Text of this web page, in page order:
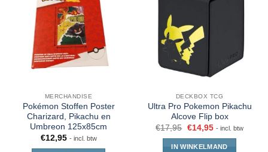
MERCHANDISE
Pokémon Stoffen Poster
Charizard, Pikachu en
Umbreon 125x85cm
€12,95 - incl. btw
DECKBOX TCG
Ultra Pro Pokemon Pikachu
Alcove Flip box
€17,95 €14,95 - incl. btw
IN WINKELMAND